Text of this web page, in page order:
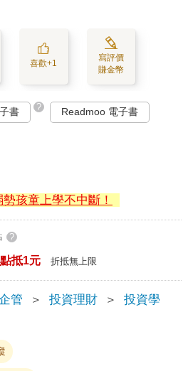
喜歡+1
寫評價
賺金幣
書 ? Readmoo 電子書
孩童上學不中斷！
?
抵1元 折抵無上限
管 ＞ 投資理財 ＞ 投資學